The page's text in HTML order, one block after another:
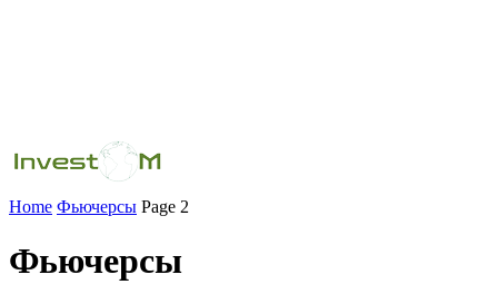
Home Фьючерсы Page 2
Фьючерсы